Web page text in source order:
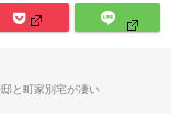
と町家別宅が凄い